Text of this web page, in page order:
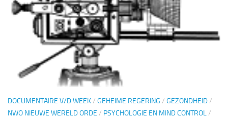
DOCUMENTAIRE V/D WEEK/ GEHEIME REGERING / GEZONDHEID/
NWO NIEUWE WERELD ORDE / PSYCHOLOGIE EN MIND CONTROL/